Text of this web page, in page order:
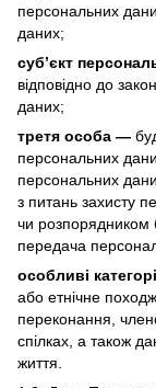
персональних
даних;
суб’єкт
відповідно до
даних;
третя особа —
персональних
персональних
з питань захисту
чи розпорядником
передача
особливі
або етнічне
переконання,
спілках, а також
життя.